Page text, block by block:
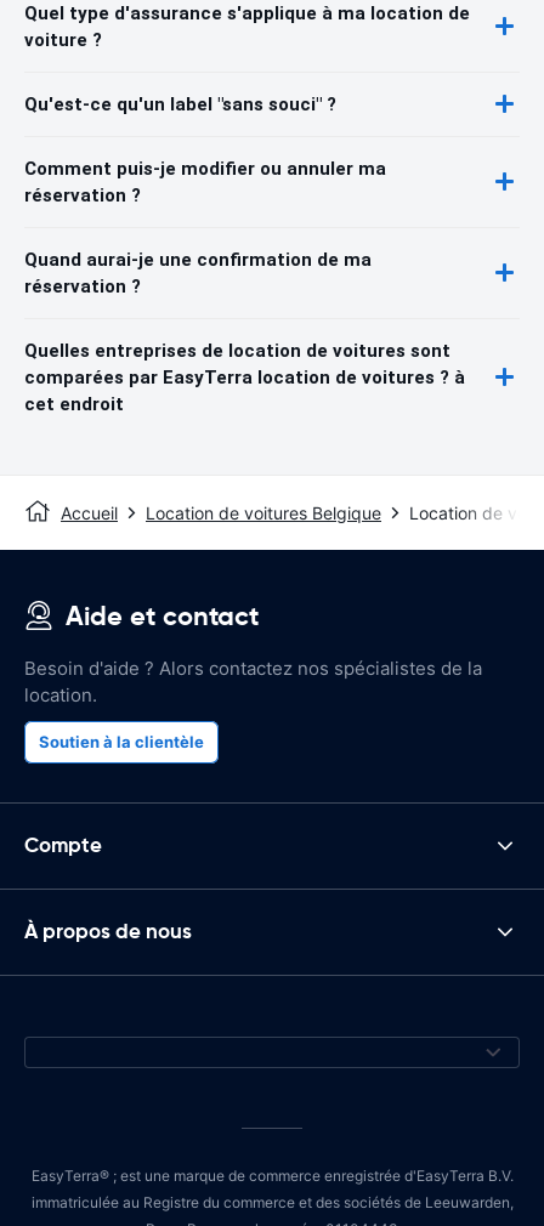
Quel type d'assurance s'applique à ma location de
voiture ?
Qu'est-ce qu'un label "sans souci" ?
Comment puis-je modifier ou annuler ma
réservation ?
Quand aurai-je une confirmation de ma
réservation ?
Quelles entreprises de location de voitures sont
comparées par EasyTerra location de voitures ? à
cet endroit
Accueil Location de voitures Belgique Location de
Aide et contact
Besoin d'aide ? Alors contactez nos spécialistes de la
location.
Soutien à la clientèle
Compte
À propos de nous
EasyTerra® ; est une marque de commerce enregistrée d'EasyTerra B.V.
immatriculée au Registre du commerce et des sociétés de Leeuwarden,